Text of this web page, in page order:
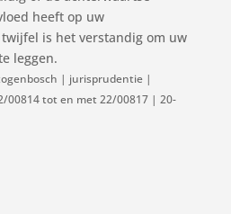
heeft op uw
is het verstandig om uw
leggen.
| jurisprudentie |
00814 tot en met 22/00817 | 20-